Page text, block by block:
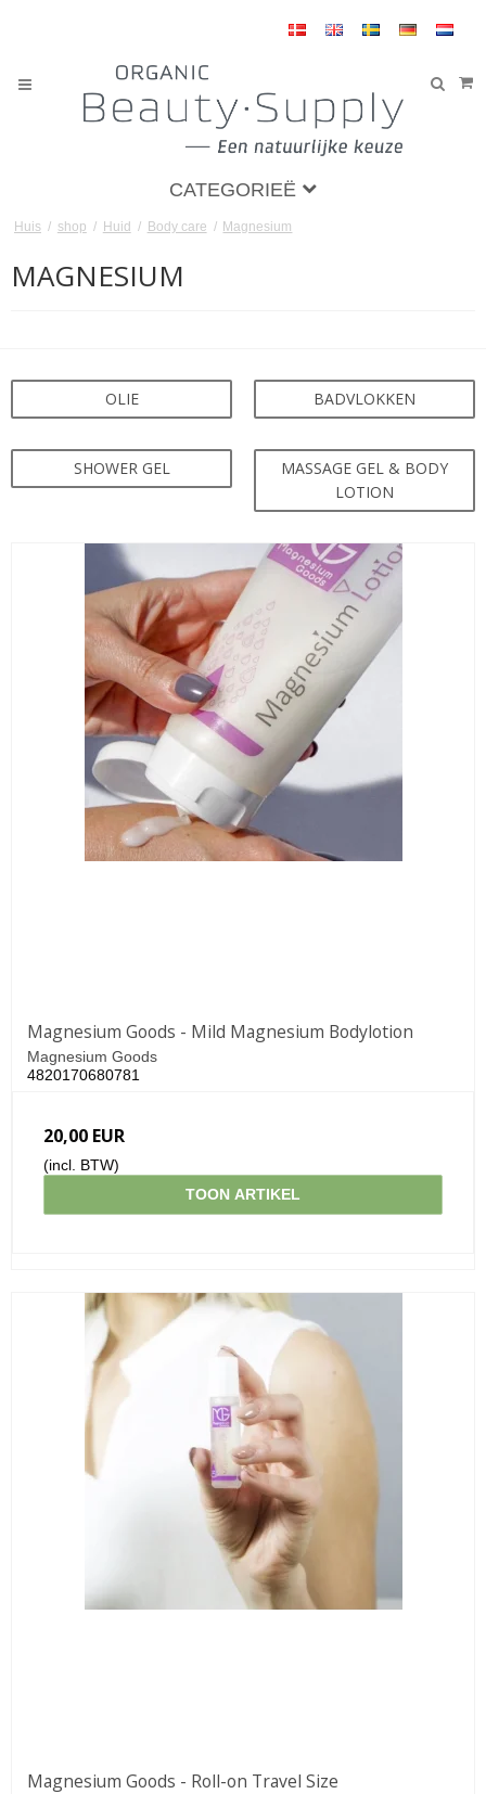
CATEGORIEË
Huis / shop / Huid / Body care / Magnesium
MAGNESIUM
OLIE BADVLOKKEN
SHOWER GEL
MASSAGE GEL & BODY
LOTION
Magnesium Goods - Mild Magnesium Bodylotion
Magnesium Goods
4820170680781
20,00 EUR
(incl. BTW)
TOON ARTIKEL
Magnesium Goods - Roll-on Travel Size